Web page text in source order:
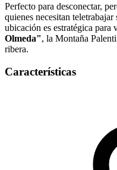
Perfecto para desconectar,
quienes necesitan
ubicación es estratégica para
Olmeda", la Montaña
ribera.
Características